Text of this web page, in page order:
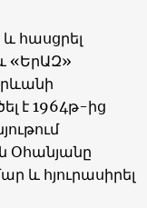
հասցրել
«ԵրԱԶ»
է 1964թ-ից
Օհանյանը
և հյուրասիրել